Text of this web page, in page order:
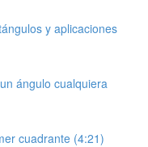
y aplicaciones
ángulo cualquiera
cuadrante (4:21)